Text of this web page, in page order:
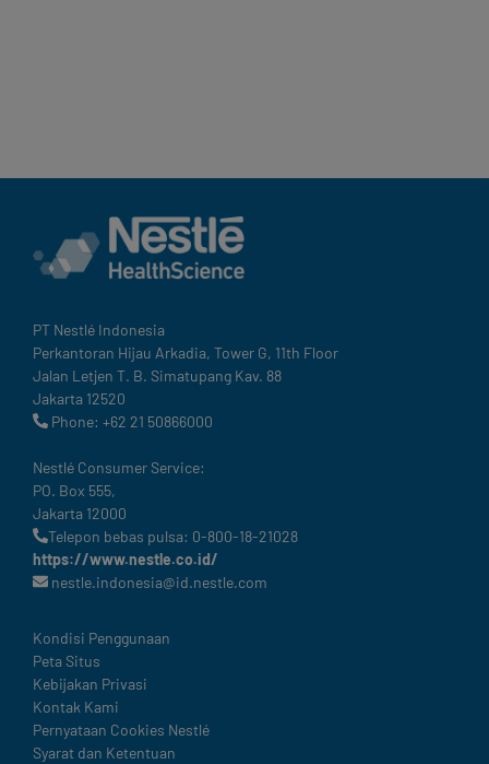
PT Nestlé Indonesia
Perkantoran Hijau Arkadia, Tower G, 11th Floor
Jalan Letjen T. B. Simatupang Kav. 88
Jakarta 12520
Phone: +62 21 50866000
Nestlé Consumer Service:
PO. Box 555,
Jakarta 12000
Telepon bebas pulsa: 0-800-18-21028
https://www.nestle.co.id/
nestle.indonesia@id.nestle.com
Legal
Kondisi Penggunaan
Peta Situs
Kebijakan Privasi
Kontak Kami
Pernyataan Cookies Nestlé
Syarat dan Ketentuan